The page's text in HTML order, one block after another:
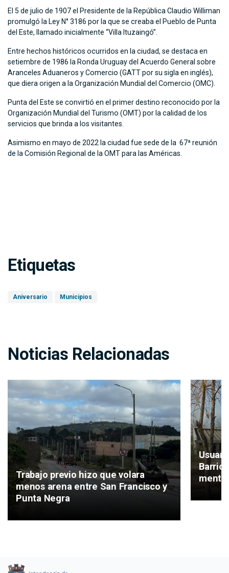
El 5 de julio de 1907 el Presidente de la República Claudio Williman
promulgó la Ley N° 3186 por la que se creaba el Pueblo de Punta
del Este, llamado inicialmente “Villa Ituzaingó”.
Entre hechos históricos ocurridos en la ciudad, se destaca en
setiembre de 1986 la Ronda Uruguay del Acuerdo General sobre
Aranceles Aduaneros y Comercio (GATT por su sigla en inglés),
que diera origen a la Organización Mundial del Comercio (OMC).
Punta del Este se convirtió en el primer destino reconocido por la
Organización Mundial del Turismo (OMT) por la calidad de los
servicios que brinda a los visitantes.
Asimismo en mayo de 2022 la ciudad fue sede de la 67ª reunión
de la Comisión Regional de la OMT para las Américas.
Etiquetas
Aniversario Municipios
Noticias Relacionadas
Trabajo previo hizo que volara
menos arena entre San Francisco y
Punta Negra